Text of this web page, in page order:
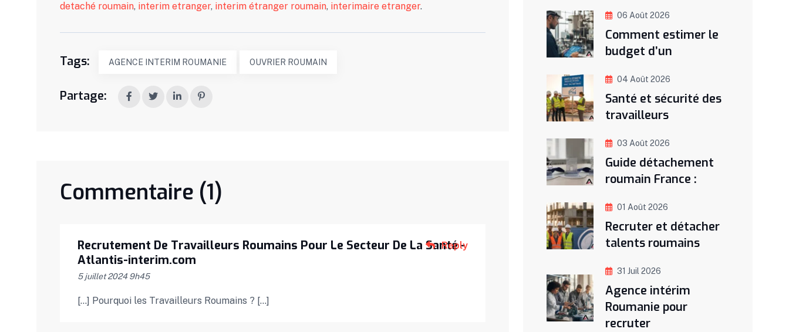
detaché roumain, interim etranger, interim étranger roumain, interimaire etranger.
Tags: AGENCE INTERIM ROUMANIE OUVRIER ROUMAIN
Partage:
Commentaire (1)
Recrutement De Travailleurs Roumains Pour Le Secteur De La Santé -
Atlantis-interim.com
5 juillet 2024 9h45
[…] Pourquoi les Travailleurs Roumains ? […]
Reply
06 Août 2026
Comment estimer le
budget d’un
04 Août 2026
Santé et sécurité des
travailleurs
03 Août 2026
Guide détachement
roumain France :
01 Août 2026
Recruter et détacher
talents roumains
31 Juil 2026
Agence intérim
Roumanie pour
recruter